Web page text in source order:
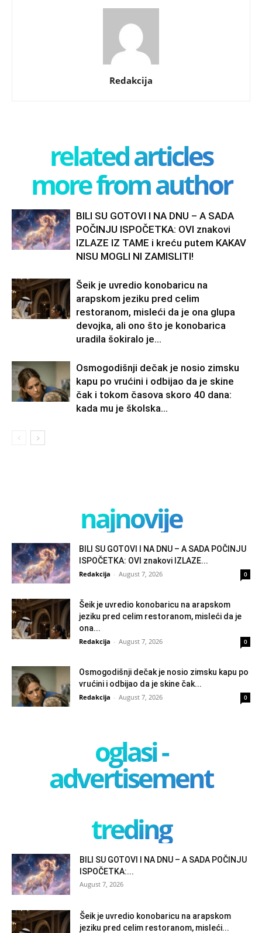
Redakcija
related articles
more from author
BILI SU GOTOVI I NA DNU – A SADA
POČINJU ISPOČETKA: OVI znakovi
IZLAZE IZ TAME i kreću putem KAKAV
NISU MOGLI NI ZAMISLITI!
Šeik je uvredio konobaricu na
arapskom jeziku pred celim
restoranom, misleći da je ona glupa
devojka, ali ono što je konobarica
uradila šokiralo je...
Osmogodišnji dečak je nosio zimsku
kapu po vrućini i odbijao da je skine
čak i tokom časova skoro 40 dana:
kada mu je školska...
najnovije
BILI SU GOTOVI I NA DNU – A SADA POČINJU
ISPOČETKA: OVI znakovi IZLAZE...
Redakcija - August 7, 2026 0
Šeik je uvredio konobaricu na arapskom
jeziku pred celim restoranom, misleći da je
ona...
Redakcija - August 7, 2026 0
Osmogodišnji dečak je nosio zimsku kapu po
vrućini i odbijao da je skine čak...
Redakcija - August 7, 2026 0
oglasi -
advertisement
treding
BILI SU GOTOVI I NA DNU – A SADA POČINJU
ISPOČETKA:...
August 7, 2026
Šeik je uvredio konobaricu na arapskom
jeziku pred celim restoranom, misleći...